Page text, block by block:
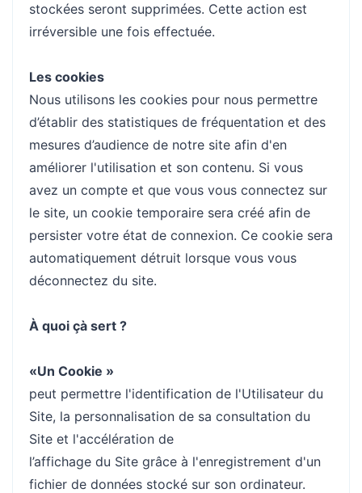
stockées seront supprimées. Cette action est
irréversible une fois effectuée.
Les cookies
Nous utilisons les cookies pour nous permettre
d’établir des statistiques de fréquentation et des
mesures d’audience de notre site afin d'en
améliorer l'utilisation et son contenu. Si vous
avez un compte et que vous vous connectez sur
le site, un cookie temporaire sera créé afin de
persister votre état de connexion. Ce cookie sera
automatiquement détruit lorsque vous vous
déconnectez du site.
À quoi çà sert ?
«Un Cookie »
peut permettre l'identification de l'Utilisateur du
Site, la personnalisation de sa consultation du
Site et l'accélération de
l’affichage du Site grâce à l'enregistrement d'un
fichier de données stocké sur son ordinateur.